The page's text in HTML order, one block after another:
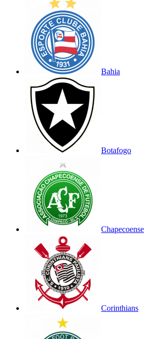
Bahia
Botafogo
Chapecoense
Corinthians